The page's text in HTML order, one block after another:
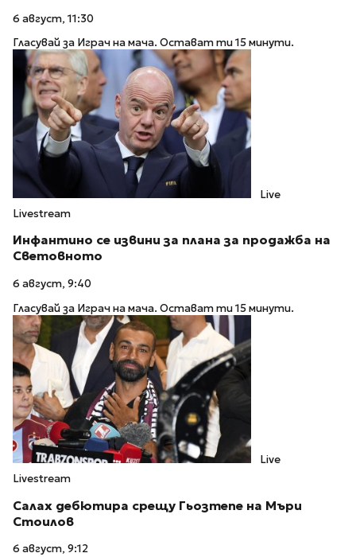
6 август, 11:30
Гласувай за Играч на мача. Остават ти 15 минути.
Live
Livestream
Инфантино се извини за плана за продажба на
Световното
6 август, 9:40
Гласувай за Играч на мача. Остават ти 15 минути.
Live
Livestream
Салах дебютира срещу Гьозтепе на Мъри
Стоилов
6 август, 9:12